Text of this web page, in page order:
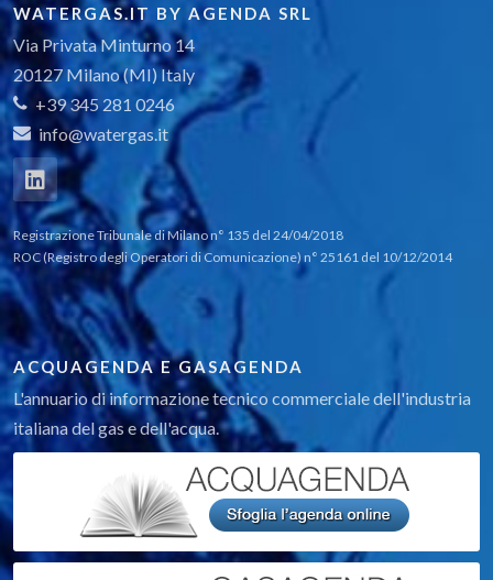
WATERGAS.IT BY AGENDA SRL
Via Privata Minturno 14
20127 Milano (MI) Italy
+39 345 281 0246
info@watergas.it
Registrazione Tribunale di Milano n° 135 del 24/04/2018
ROC (Registro degli Operatori di Comunicazione) n° 25161 del 10/12/2014
ACQUAGENDA E GASAGENDA
L'annuario di informazione tecnico commerciale dell'industria
italiana del gas e dell'acqua.